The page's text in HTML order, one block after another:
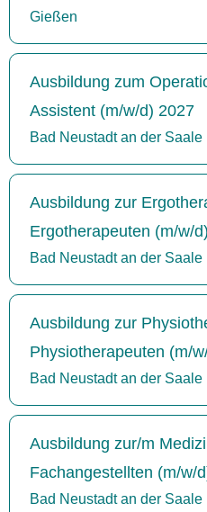
Gießen
Ausbildung zum
Assistent (m/w/d) 2027
Bad Neustadt an der Saale
Ausbildung zur
Ergotherapeuten (m/w/
Bad Neustadt an der Saale
Ausbildung zur
Physiotherapeuten (m/
Bad Neustadt an der Saale
Ausbildung zur/m
Fachangestellten (m/w/
Bad Neustadt an der Saale